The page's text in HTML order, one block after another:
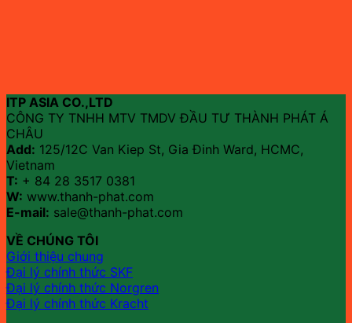
ITP ASIA CO.,LTD
CÔNG TY TNHH MTV TMDV ĐẦU TƯ THÀNH PHÁT Á
CHÂU
Add: 125/12C Van Kiep St, Gia Đinh Ward, HCMC,
Vietnam
T: + 84 28 3517 0381
W: www.thanh-phat.com
E-mail: sale@thanh-phat.com
VỀ CHÚNG TÔI
Giới thiệu chung
Đại lý chính thức SKF
Đại lý chính thức Norgren
Đại lý chính thức Kracht